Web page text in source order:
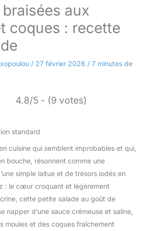
aux
coques : recette
/ 27 février 2026 / 7 minutes de
4.8/5 - (9 votes)
cuisine qui semblent improbables et qui,
bouche, résonnent comme une
simple laitue et de trésors iodés en
: le cœur croquant et légèrement
cette petite salade au goût de
napper d’une sauce crémeuse et saline,
moules et des coques fraîchement